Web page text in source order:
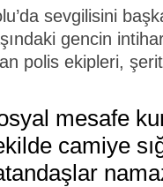
sevgilisini
gencin
polis ekipleri,
mesafe
camiye